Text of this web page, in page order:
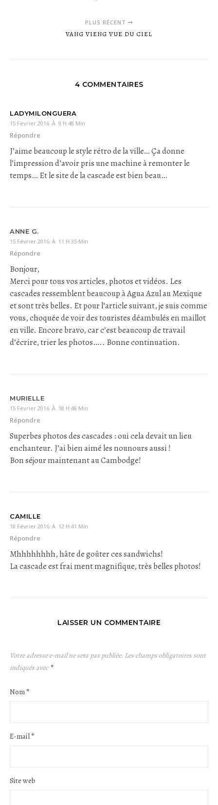
PLUS RÉCENT
VANG VIENG VUE DU CIEL
4 COMMENTAIRES
LADYMILONGUERA
15 Février 2016 À 9 H 48 Min
Répondre
J’aime beaucoup le style rétro de la ville… Ça donne
l’impression d’avoir pris une machine à remonter le
temps… Et le site de la cascade est bien beau…
ANNE G.
15 Février 2016 À 11 H 35 Min
Répondre
Bonjour,
Merci pour tous vos articles, photos et vidéos. Les
cascades ressemblent beaucoup à Agua Azul au Mexique
et sont très belles. Et pour l’article suivant, je suis comme
vous, choquée de voir des touristes déambulés en maillot
en ville. Encore bravo, car c’est beaucoup de travail
d’écrire, trier les photos….. Bonne continuation.
MURIELLE
15 Février 2016 À 18 H 48 Min
Répondre
Superbes photos des cascades : oui cela devait un lieu
enchanteur. J’ai bien aimé les nounours aussi !
Bon séjour maintenant au Cambodge!
CAMILLE
18 Février 2016 À 12 H 41 Min
Répondre
Mhhhhhhhh, hâte de goûter ces sandwichs!
La cascade est frai ment magnifique, très belles photos!
LAISSER UN COMMENTAIRE
Votre adresse e-mail ne sera pas publiée. Les champs obligatoires sont
indiqués avec *
Nom *
E-mail *
Site web